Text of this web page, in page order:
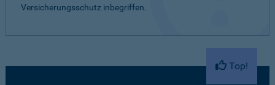
Versicherungsschutz inbegriffen.
Top!